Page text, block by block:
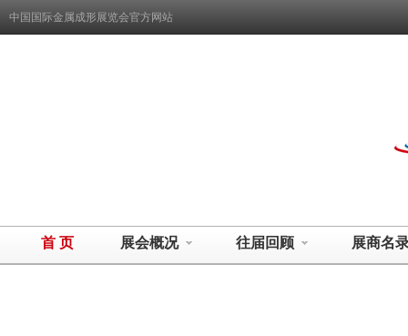
中国国际金属成形展览会官方网站
首 页 展会概况 往届回顾 展商名